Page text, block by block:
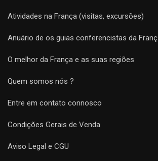
Atividades na França (visitas, excursões)
Anuário de os guias conferencistas da
O melhor da França e as suas regiões
Quem somos nós ?
Entre em contato connosco
Condições Gerais de Venda
Aviso Legal e CGU